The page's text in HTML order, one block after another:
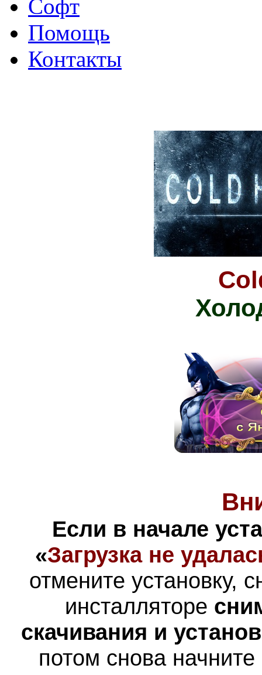
Софт
Помощь
Контакты
Если в начале
«Загрузка не
отмените установку,
инсталляторе
скачивания и
потом снова